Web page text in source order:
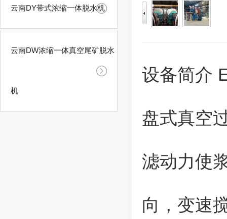
云南DY带式浓缩一体脱水机
云南DW浓缩一体真空尾矿脱水
机
设备简介
盘式真空
滤动力使
向，变速